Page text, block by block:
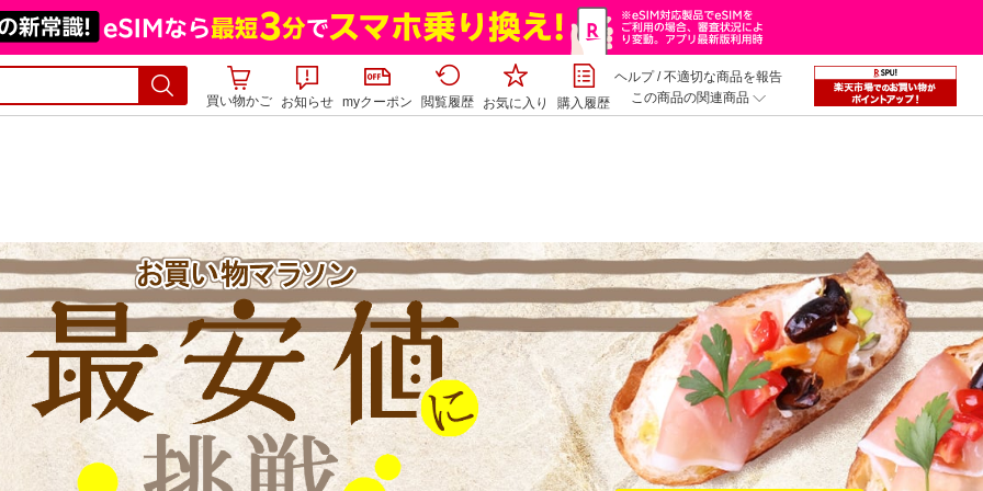
買い物かご お知らせ myクーポン 閲覧履歴 お気に入り 購入履歴
ヘルプ/不適切な商品を報告
この商品の関連商品